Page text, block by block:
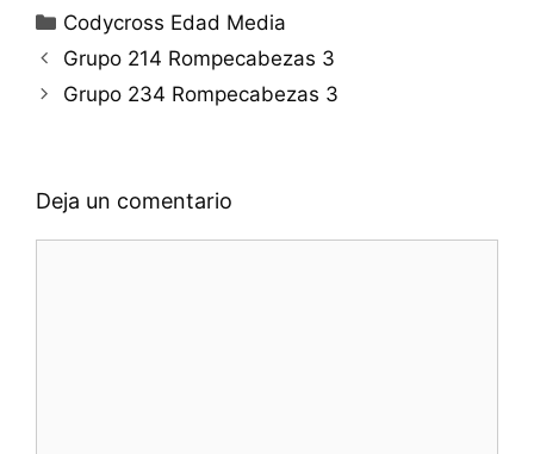
Categorías
Codycross Edad Media
Grupo 214 Rompecabezas 3
Grupo 234 Rompecabezas 3
Deja un comentario